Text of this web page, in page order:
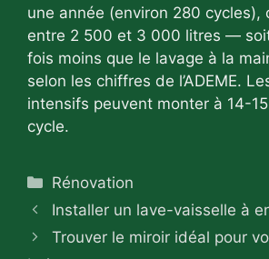
une année (environ 280 cycles),
entre 2 500 et 3 000 litres —
fois moins que le lavage à la
selon les chiffres de l’ADEME.
intensifs peuvent monter à 14-
cycle.
Catégories
Rénovation
Installer un lave-vaisselle à
Trouver le miroir idéal pour